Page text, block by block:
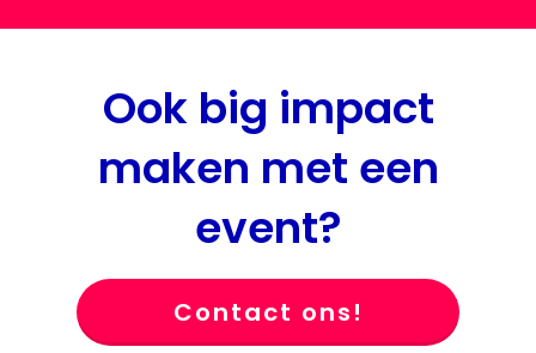
Ook big impact
maken met een
event?
Contact ons!